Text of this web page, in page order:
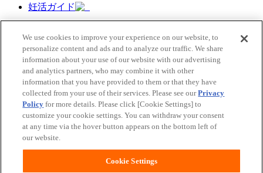
妊活ガイド
今すぐアプリ無料ダウンロード
ソフィBe（ソフィビー）は、
ホルモンの変化でゆらぎがちな毎日を
自分らしく過ごせるようにサポートします。
ユニ・チャームHOME
ウェブサイト利用規約
We use cookies to improve your experience on our website, to
personalize content and ads and to analyze our traffic. We share
information about your use of our website with our advertising
and analytics partners, who may combine it with other
information that you have provided to them or that they have
collected from your use of their services. Please see ourPrivacy
Policy for more details. Please click [Cookie Settings] to
customize your cookie settings. You can withdraw your consent
at any time via the hover button appears on the bottom left of
our website.
Cookie Settings